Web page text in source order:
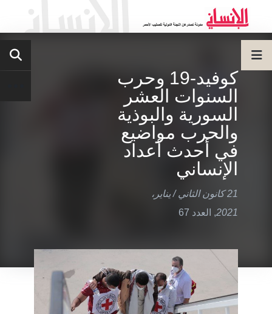
كوفيد-19 وحرب
السنوات العشر
السورية والبوذية
والحرب مواضيع
في أحدث أعداد
الإنساني
21 كانون الثاني / يناير،
2021
, العدد 67